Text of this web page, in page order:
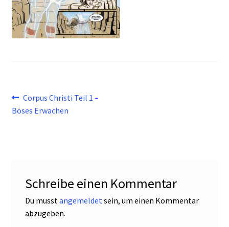
Beitragsnavigation
Vorheriger
Beitrag:
Corpus Christi Teil 1 –
Böses Erwachen
Schreibe einen Kommentar
Du musst angemeldet sein, um einen Kommentar
abzugeben.